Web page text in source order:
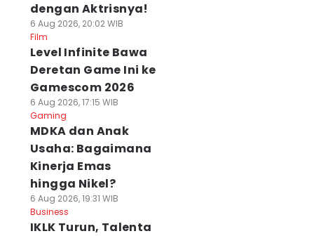
dengan Aktrisnya!
6 Aug 2026, 20:02 WIB
Film
Level Infinite Bawa
Deretan Game Ini ke
Gamescom 2026
6 Aug 2026, 17:15 WIB
Gaming
MDKA dan Anak
Usaha: Bagaimana
Kinerja Emas
hingga Nikel?
6 Aug 2026, 19:31 WIB
Business
IKLK Turun, Talenta